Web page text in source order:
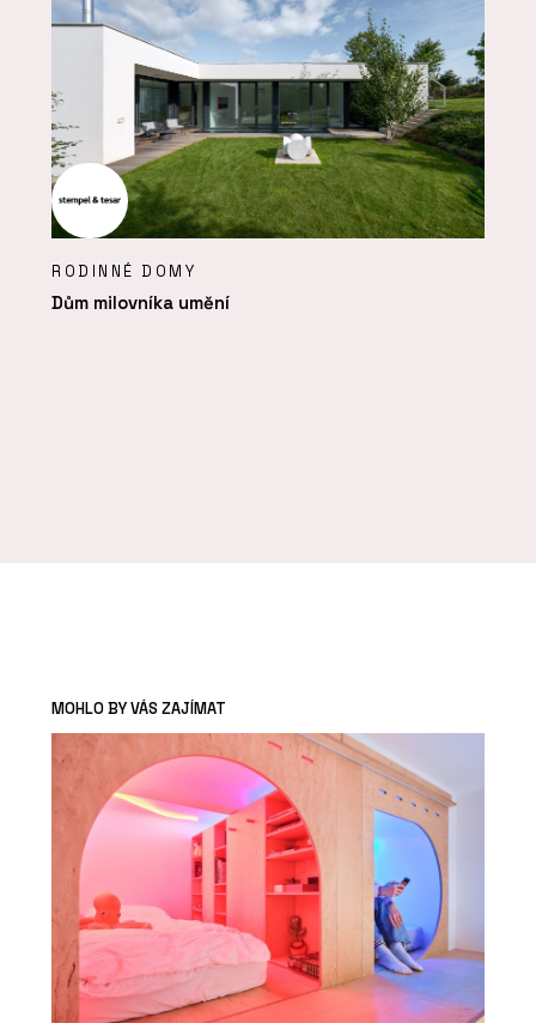
RODINNÉ DOMY
Dům milovníka umění
MOHLO BY VÁS ZAJÍMAT